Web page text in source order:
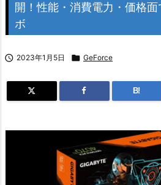
開！性能・消費電力・価格
ボ
 2023年1月5日  GeForce
B!